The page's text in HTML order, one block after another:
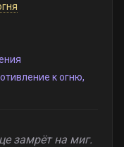
к огню,
замрёт на миг.